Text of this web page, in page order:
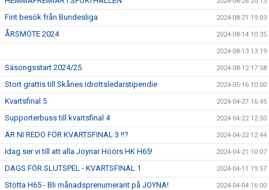
Fint besök från Bundesliga 2024-08-21 19:03
ÅRSMÖTE 2024 2024-08-14 10:35
2024-08-13 13:19
Säsongsstart 2024/25 2024-08-12 17:58
Stort grattis till Skånes idrottsledarstipendie 2024-05-16 10:00
Kvartsfinal 5 2024-04-27 16:45
Supporterbuss till kvartsfinal 4 2024-04-22 12:50
ÄR NI REDO FÖR KVARTSFINAL 3 !!? 2024-04-22 12:44
Idag ser vi till att alla Joynar Höörs HK H65! 2024-04-21 10:07
DAGS FÖR SLUTSPEL - KVARTSFINAL 1 2024-04-11 19:57
Stötta H65 - Bli månadsprenumerant på JOYNA! 2024-04-04 16:00